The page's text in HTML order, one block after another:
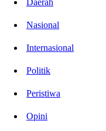
Daerah
Nasional
Internasional
Politik
Peristiwa
Opini